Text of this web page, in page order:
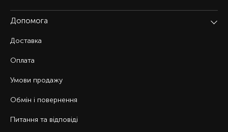
Допомога
Доставка
Оплата
Умови продажу
Обмін і повернення
Питання та відповіді